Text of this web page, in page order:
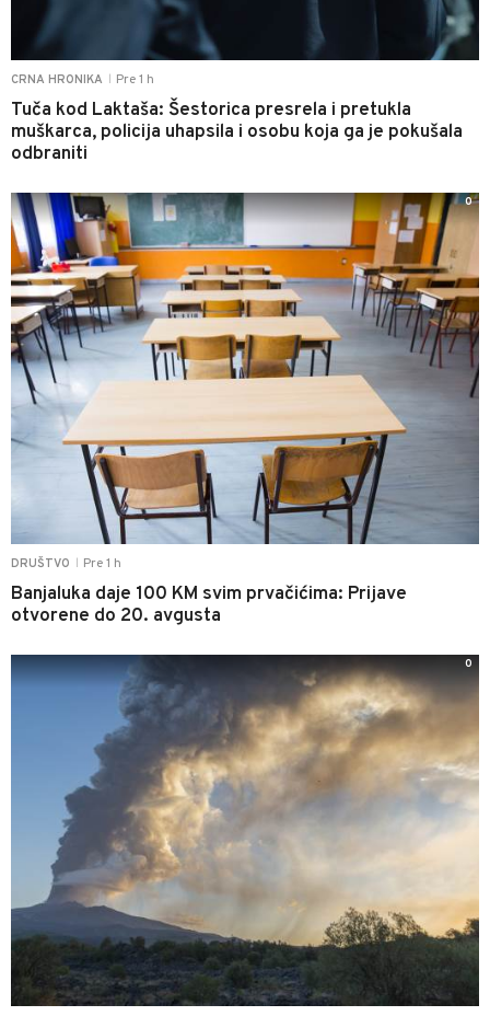
CRNA HRONIKA Pre 1 h
Tuča kod Laktaša: Šestorica presrela i pretukla
muškarca, policija uhapsila i osobu koja ga je pokušala
odbraniti
DRUŠTVO Pre 1 h
Banjaluka daje 100 KM svim prvačićima: Prijave
otvorene do 20. avgusta
0
0